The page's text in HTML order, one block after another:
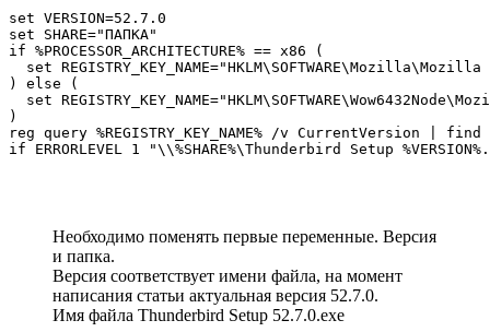
set VERSION=52.7.0
set SHARE="ПАПКА"
if %PROCESSOR_ARCHITECTURE% == x86 (
set REGISTRY_KEY_NAME="HKLM\SOFTWARE\Mozilla\Mozilla
) else (
set
)
reg query %REGISTRY_KEY_NAME% /v CurrentVersion | find
if ERRORLEVEL 1 "\\%SHARE%\Thunderbird Setup
Необходимо поменять первые переменные. Версия
и папка.
Версия соответствует имени файла, на момент
написания статьи актуальная версия 52.7.0.
Имя файла Thunderbird Setup 52.7.0.exe